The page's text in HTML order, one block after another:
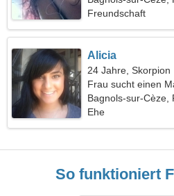
Freundschaft
Alicia
24 Jahre, Skorpion
Frau sucht einen
Bagnols-sur-Cèze,
Ehe
So funktioniert